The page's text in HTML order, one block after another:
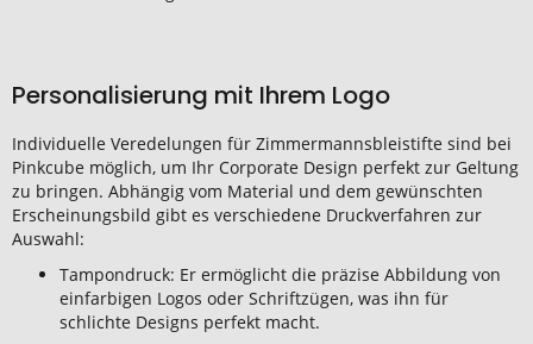
Personalisierung mit Ihrem Logo
Individuelle Veredelungen für Zimmermannsbleistifte sind bei
Pinkcube möglich, um Ihr Corporate Design perfekt zur Geltung
zu bringen. Abhängig vom Material und dem gewünschten
Erscheinungsbild gibt es verschiedene Druckverfahren zur
Auswahl:
Tampondruck: Er ermöglicht die präzise Abbildung von
einfarbigen Logos oder Schriftzügen, was ihn für
schlichte Designs perfekt macht.